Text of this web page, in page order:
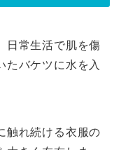
日常生活で肌を傷
たバケツに水を入
触れ続ける衣服の